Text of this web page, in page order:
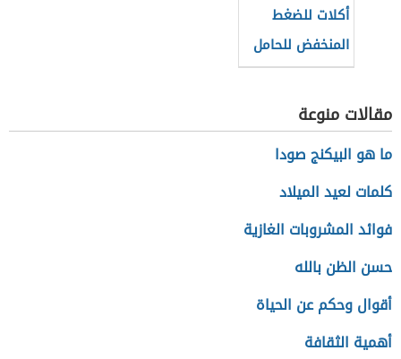
أكلات للضغط
المنخفض للحامل
مقالات منوعة
ما هو البيكنج صودا
كلمات لعيد الميلاد
فوائد المشروبات الغازية
حسن الظن بالله
أقوال وحكم عن الحياة
أهمية الثقافة